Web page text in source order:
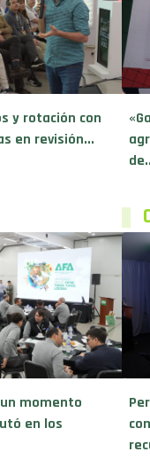
y rotación con
en revisión...
momento
en los